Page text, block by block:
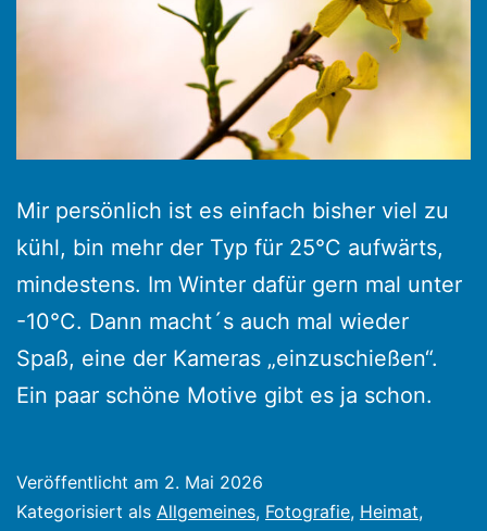
Mir persönlich ist es einfach bisher viel zu
kühl, bin mehr der Typ für 25°C aufwärts,
mindestens. Im Winter dafür gern mal unter
-10°C. Dann macht´s auch mal wieder
Spaß, eine der Kameras „einzuschießen“.
Ein paar schöne Motive gibt es ja schon.
Veröffentlicht am 2. Mai 2026
Kategorisiert als Allgemeines, Fotografie, Heimat,